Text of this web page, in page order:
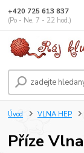
+420 725 613 837
(Po - Ne, 7 - 22 hod.)
Úvod VLNA HEP
Příze